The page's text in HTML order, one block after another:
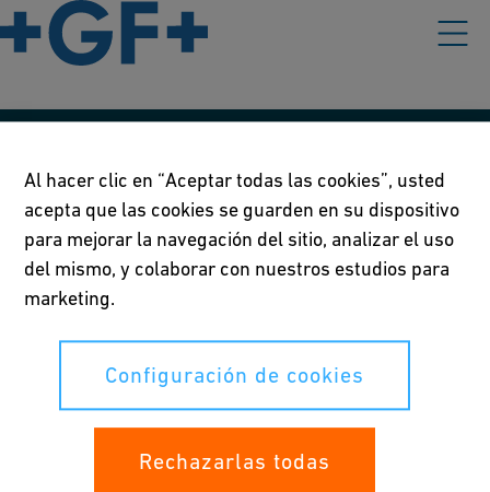
Condiciones de uso
Declaración de privacidad
Configuración de cookies
Sus derechos
Al hacer clic en “Aceptar todas las cookies”, usted
acepta que las cookies se guarden en su dispositivo
para mejorar la navegación del sitio, analizar el uso
del mismo, y colaborar con nuestros estudios para
marketing.
Configuración de cookies
Rechazarlas todas